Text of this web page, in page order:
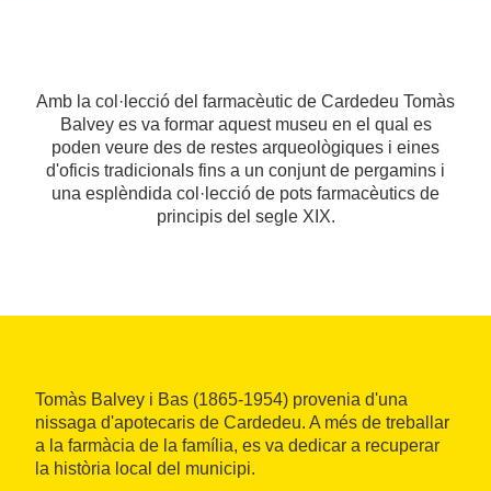
Amb la col·lecció del farmacèutic de Cardedeu Tomàs
Balvey es va formar aquest museu en el qual es
poden veure des de restes arqueològiques i eines
d'oficis tradicionals fins a un conjunt de pergamins i
una esplèndida col·lecció de pots farmacèutics de
principis del segle XIX.
Tomàs Balvey i Bas (1865-1954) provenia d'una
nissaga d'apotecaris de Cardedeu. A més de treballar
a la farmàcia de la família, es va dedicar a recuperar
la història local del municipi.